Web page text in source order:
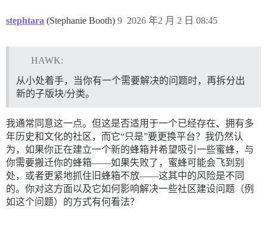
stephtara (Stephanie Booth) 2026 年2 月 2 日 08:45
9
HAWK:
从小处着手，当你有一个需要解决的问题时，再拆分出
新的子版块/分类。
我通常同意这一点。但这是否适用于一个已经存在、拥有多
年历史和文化的社区，而它“只是”要更换平台？我仍然认
为，如果你正在建立一个新的蜂箱并希望吸引一些蜜蜂，与
你需要搬迁你的蜂箱——如果失败了，蜜蜂可能会飞到别
处，或者更紧地抓住旧蜂箱不放——这其中的风险是不同
的。你对这方面以及它如何影响解决一些社区建设问题（例
如这个问题）的方式有何看法？